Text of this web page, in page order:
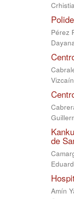
Pérez
de
Amín